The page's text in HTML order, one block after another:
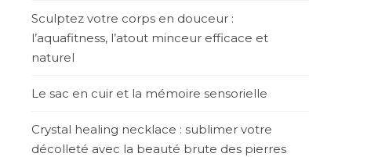
Sculptez votre corps en douceur :
l’aquafitness, l’atout minceur efficace et
naturel
Le sac en cuir et la mémoire sensorielle
Crystal healing necklace : sublimer votre
décolleté avec la beauté brute des pierres